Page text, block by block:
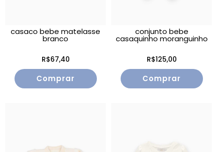
casaco bebe matelasse
branco
R$67,40
Comprar
conjunto bebe
casaquinho moranguinho
R$125,00
Comprar